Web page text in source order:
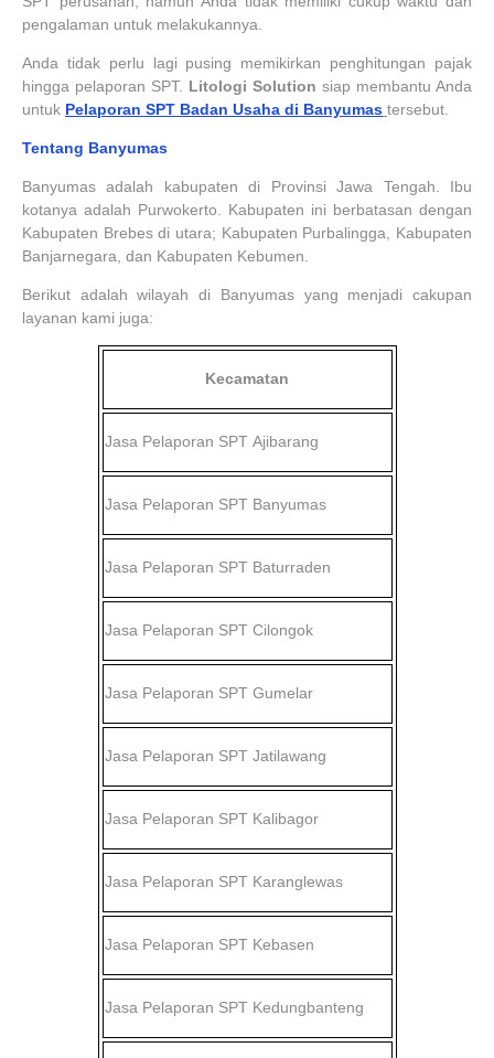
pengalaman untuk melakukannya.
Anda tidak perlu lagi pusing memikirkan penghitungan pajak
hingga pelaporan SPT. Litologi Solution siap membantu Anda
untuk Pelaporan SPT Badan Usaha di Banyumas tersebut.
Tentang Banyumas
Banyumas adalah kabupaten di Provinsi Jawa Tengah. Ibu
kotanya adalah Purwokerto. Kabupaten ini berbatasan dengan
Kabupaten Brebes di utara; Kabupaten Purbalingga, Kabupaten
Banjarnegara, dan Kabupaten Kebumen.
Berikut adalah wilayah di Banyumas yang menjadi cakupan
layanan kami juga:
Kecamatan
Jasa Pelaporan SPT Ajibarang
Jasa Pelaporan SPT Banyumas
Jasa Pelaporan SPT Baturraden
Jasa Pelaporan SPT Cilongok
Jasa Pelaporan SPT Gumelar
Jasa Pelaporan SPT Jatilawang
Jasa Pelaporan SPT Kalibagor
Jasa Pelaporan SPT Karanglewas
Jasa Pelaporan SPT Kebasen
Jasa Pelaporan SPT Kedungbanteng